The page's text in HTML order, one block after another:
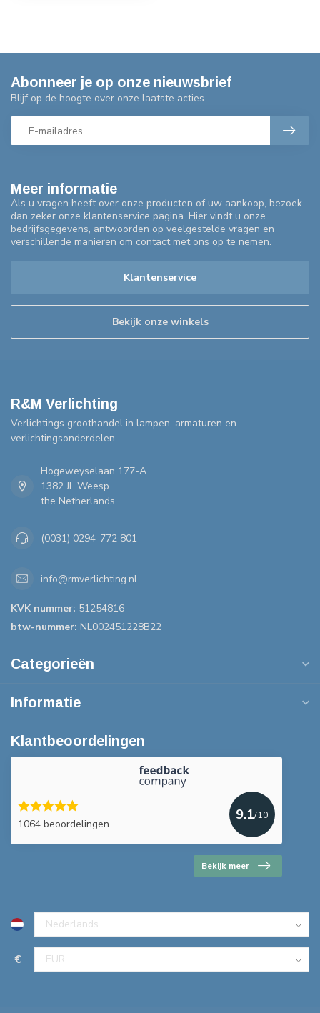
Meer informatie
Als u vragen heeft over onze producten of uw aankoop, bezoek
dan zeker onze klantenservice pagina. Hier vindt u onze
bedrijfsgegevens, antwoorden op veelgestelde vragen en
verschillende manieren om contact met ons op te nemen.
Klantenservice
Bekijk onze winkels
Abonneer je op onze nieuwsbrief
Blijf op de hoogte over onze laatste acties
R&M Verlichting
Verlichtings groothandel in lampen, armaturen en
verlichtingsonderdelen
Hogeweyselaan 177-A
1382 JL Weesp
the Netherlands
(0031) 0294-772 801
info@rmverlichting.nl
KVK nummer: 51254816
btw-nummer: NL002451228B22
Categorieën
Informatie
Klantbeoordelingen
1064 beoordelingen
9.1/10
Bekijk meer
€